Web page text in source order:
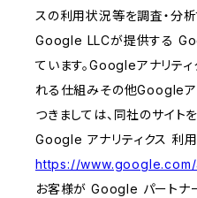
スの利用状況等を調査・分
Google LLCが提供する
ています。Googleアナリテ
れる仕組みその他Googleア
つきましては、同社のサイト
Google アナリティクス 利用
https://
お客様が Google パートナ